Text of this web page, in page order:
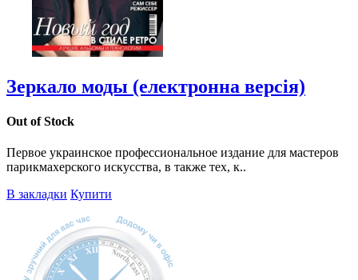
Зеркало моды (електронна версія)
Out of Stock
Первое украинское профессиональное издание для мастеров
парикмахерского искусства, в также тех, к..
В закладки Купити